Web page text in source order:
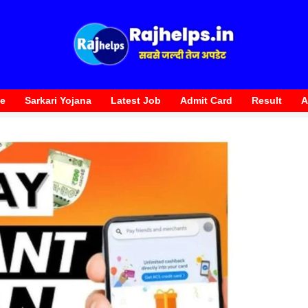
Sarkari Yojana Latest Job Admit Card Result